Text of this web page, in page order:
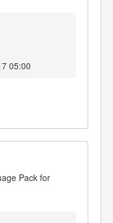
05:00
Pack for